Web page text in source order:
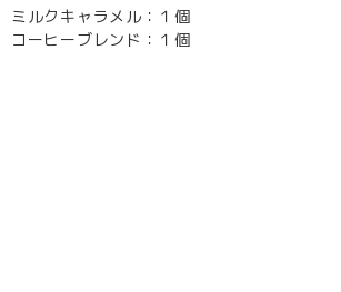
ミルクキャラメル：１個
コーヒーブレンド：１個